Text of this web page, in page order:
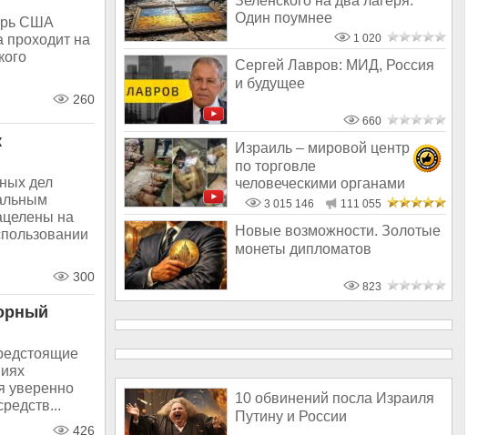
США
проходит на
260
дел
на
300
уверенно
426
Один поумнее
1 020
Сергей Лавров: МИД, Россия
и будущее
660
Израиль – мировой центр
по торговле
человеческими органами
3 015 146 111 055
Новые возможности. Золотые
монеты дипломатов
823
10 обвинений посла Израиля
Путину и России